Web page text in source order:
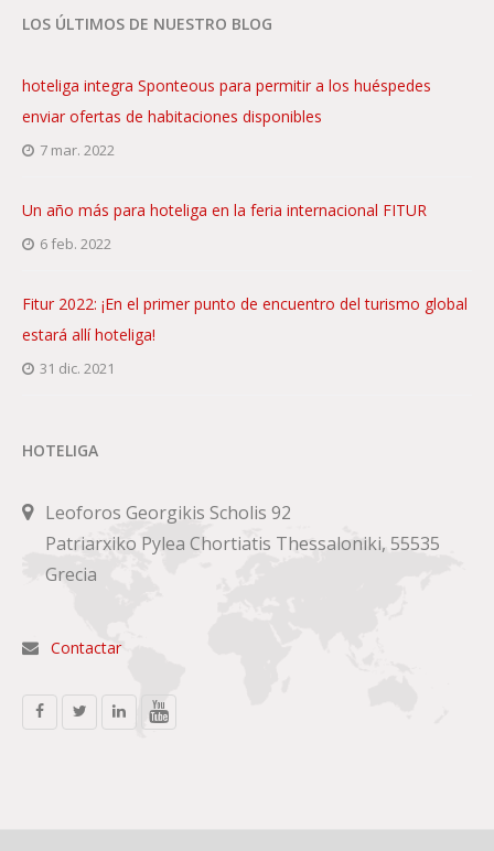
LOS ÚLTIMOS DE NUESTRO BLOG
hoteliga integra Sponteous para permitir a los huéspedes
enviar ofertas de habitaciones disponibles
7 mar. 2022
Un año más para hoteliga en la feria internacional FITUR
6 feb. 2022
Fitur 2022: ¡En el primer punto de encuentro del turismo global
estará allí hoteliga!
31 dic. 2021
HOTELIGA
Leoforos Georgikis Scholis 92
Patriarxiko Pylea Chortiatis Thessaloniki, 55535
Grecia
Contactar